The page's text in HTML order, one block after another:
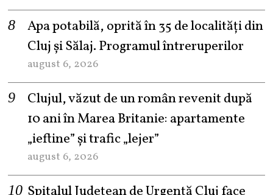
Apa potabilă, oprită în 35 de localități din
Cluj și Sălaj. Programul întreruperilor
august 6, 2026
Clujul, văzut de un român revenit după
10 ani în Marea Britanie: apartamente
„ieftine” și trafic „lejer”
august 6, 2026